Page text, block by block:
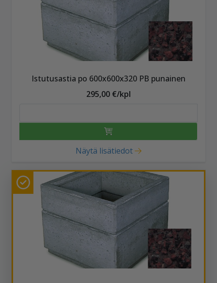
Istutusastia po 600x600x320 PB punainen
295,00 €/kpl
Näytä lisätiedot